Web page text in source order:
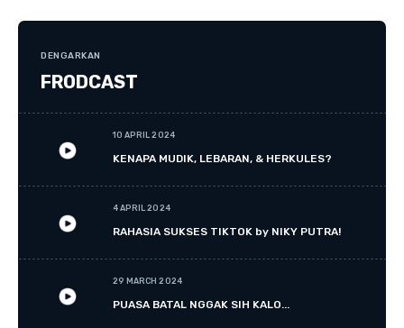
DENGARKAN
FRODCAST
10 APRIL 2024
KENAPA MUDIK, LEBARAN, & HERKULES?
4 APRIL 2024
RAHASIA SUKSES TIKTOK by NIKY PUTRA!
29 MARCH 2024
PUASA BATAL NGGAK SIH KALO...